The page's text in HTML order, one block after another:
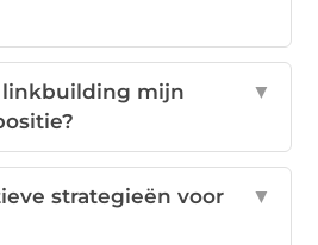
linkbuilding mijn
▼
strategieën voor
▼